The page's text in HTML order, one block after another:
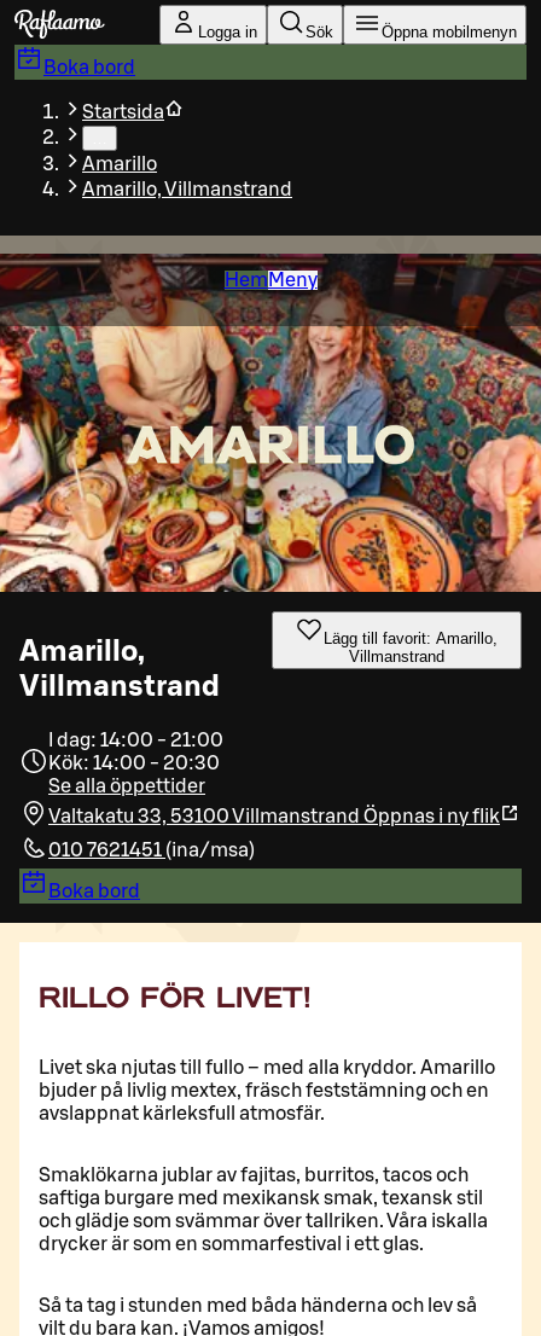
Gå till huvudinnehållet
Logga in Sök Öppna mobilmenyn
Boka bord
Startsida
Amarillo
Amarillo, Villmanstrand
Hem Meny
Amarillo,
Villmanstrand
Lägg till favorit: Amarillo,
Villmanstrand
I dag: 14:00 - 21:00
Kök: 14:00 - 20:30
Se alla öppettider
Valtakatu 33, 53100 Villmanstrand Öppnas i ny flik
010 7621451 (ina/msa)
Boka bord
RILLO FÖR LIVET!
Livet ska njutas till fullo – med alla kryddor. Amarillo
bjuder på livlig mextex, fräsch feststämning och en
avslappnat kärleksfull atmosfär.
Smaklökarna jublar av fajitas, burritos, tacos och
saftiga burgare med mexikansk smak, texansk stil
och glädje som svämmar över tallriken. Våra iskalla
drycker är som en sommarfestival i ett glas.
Så ta tag i stunden med båda händerna och lev så
vilt du bara kan. ¡Vamos amigos!